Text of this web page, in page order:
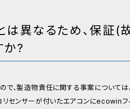
は異なるため、保証(
か?
で、製造物責任に関する事案については
リセンサーが付いたエアコンにecowin